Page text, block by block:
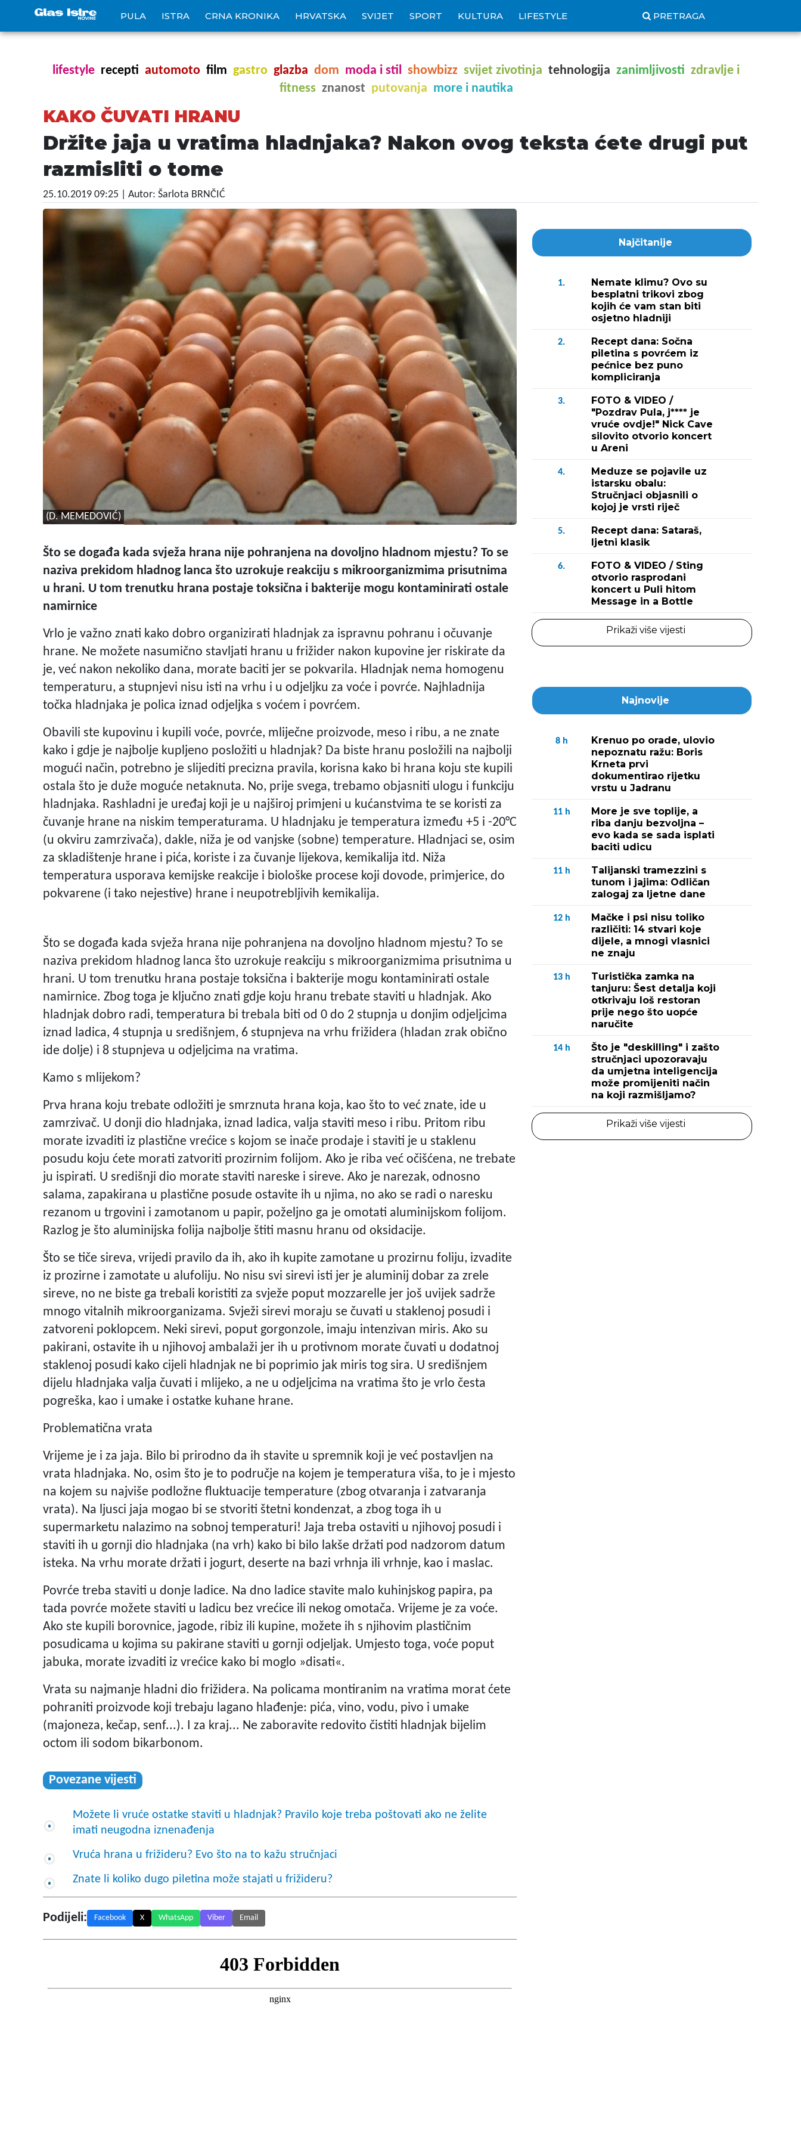
PULA ISTRA CRNA KRONIKA HRVATSKA SVIJET SPORT KULTURA LIFESTYLE PRETRAGA
lifestyle recepti automoto film gastro glazba dom moda i stil showbizz svijet zivotinja tehnologija zanimljivosti zdravlje i
fitness znanost putovanja more i nautika
KAKO ČUVATI HRANU
Držite jaja u vratima hladnjaka? Nakon ovog teksta ćete drugi put
razmisliti o tome
25.10.2019 09:25 | Autor: Šarlota BRNČIĆ
(D. MEMEDOVIĆ)
Što se događa kada svježa hrana nije pohranjena na dovoljno hladnom mjestu? To se
naziva prekidom hladnog lanca što uzrokuje reakciju s mikroorganizmima prisutnima
u hrani. U tom trenutku hrana postaje toksična i bakterije mogu kontaminirati ostale
namirnice
Vrlo je važno znati kako dobro organizirati hladnjak za ispravnu pohranu i očuvanje
hrane. Ne možete nasumično stavljati hranu u frižider nakon kupovine jer riskirate da
je, već nakon nekoliko dana, morate baciti jer se pokvarila. Hladnjak nema homogenu
temperaturu, a stupnjevi nisu isti na vrhu i u odjeljku za voće i povrće. Najhladnija
točka hladnjaka je polica iznad odjeljka s voćem i povrćem.
Obavili ste kupovinu i kupili voće, povrće, mliječne proizvode, meso i ribu, a ne znate
kako i gdje je najbolje kupljeno posložiti u hladnjak? Da biste hranu posložili na najbolji
mogući način, potrebno je slijediti precizna pravila, korisna kako bi hrana koju ste kupili
ostala što je duže moguće netaknuta. No, prije svega, trebamo objasniti ulogu i funkciju
hladnjaka. Rashladni je uređaj koji je u najširoj primjeni u kućanstvima te se koristi za
čuvanje hrane na niskim temperaturama. U hladnjaku je temperatura između +5 i -20°C
(u okviru zamrzivača), dakle, niža je od vanjske (sobne) temperature. Hladnjaci se, osim
za skladištenje hrane i pića, koriste i za čuvanje lijekova, kemikalija itd. Niža
temperatura usporava kemijske reakcije i biološke procese koji dovode, primjerice, do
pokvarene (i tako nejestive) hrane i neupotrebljivih kemikalija.
Što se događa kada svježa hrana nije pohranjena na dovoljno hladnom mjestu? To se
naziva prekidom hladnog lanca što uzrokuje reakciju s mikroorganizmima prisutnima u
hrani. U tom trenutku hrana postaje toksična i bakterije mogu kontaminirati ostale
namirnice. Zbog toga je ključno znati gdje koju hranu trebate staviti u hladnjak. Ako
hladnjak dobro radi, temperatura bi trebala biti od 0 do 2 stupnja u donjim odjeljcima
iznad ladica, 4 stupnja u središnjem, 6 stupnjeva na vrhu frižidera (hladan zrak obično
ide dolje) i 8 stupnjeva u odjeljcima na vratima.
Kamo s mlijekom?
Prva hrana koju trebate odložiti je smrznuta hrana koja, kao što to već znate, ide u
zamrzivač. U donji dio hladnjaka, iznad ladica, valja staviti meso i ribu. Pritom ribu
morate izvaditi iz plastične vrećice s kojom se inače prodaje i staviti je u staklenu
posudu koju ćete morati zatvoriti prozirnim folijom. Ako je riba već očišćena, ne trebate
ju ispirati. U središnji dio morate staviti nareske i sireve. Ako je narezak, odnosno
salama, zapakirana u plastične posude ostavite ih u njima, no ako se radi o naresku
rezanom u trgovini i zamotanom u papir, poželjno ga je omotati aluminijskom folijom.
Razlog je što aluminijska folija najbolje štiti masnu hranu od oksidacije.
Što se tiče sireva, vrijedi pravilo da ih, ako ih kupite zamotane u prozirnu foliju, izvadite
iz prozirne i zamotate u alufoliju. No nisu svi sirevi isti jer je aluminij dobar za zrele
sireve, no ne biste ga trebali koristiti za svježe poput mozzarelle jer još uvijek sadrže
mnogo vitalnih mikroorganizama. Svježi sirevi moraju se čuvati u staklenoj posudi i
zatvoreni poklopcem. Neki sirevi, poput gorgonzole, imaju intenzivan miris. Ako su
pakirani, ostavite ih u njihovoj ambalaži jer ih u protivnom morate čuvati u dodatnoj
staklenoj posudi kako cijeli hladnjak ne bi poprimio jak miris tog sira. U središnjem
dijelu hladnjaka valja čuvati i mlijeko, a ne u odjeljcima na vratima što je vrlo česta
pogreška, kao i umake i ostatke kuhane hrane.
Problematična vrata
Vrijeme je i za jaja. Bilo bi prirodno da ih stavite u spremnik koji je već postavljen na
vrata hladnjaka. No, osim što je to područje na kojem je temperatura viša, to je i mjesto
na kojem su najviše podložne fluktuacije temperature (zbog otvaranja i zatvaranja
vrata). Na ljusci jaja mogao bi se stvoriti štetni kondenzat, a zbog toga ih u
supermarketu nalazimo na sobnoj temperaturi! Jaja treba ostaviti u njihovoj posudi i
staviti ih u gornji dio hladnjaka (na vrh) kako bi bilo lakše držati pod nadzorom datum
isteka. Na vrhu morate držati i jogurt, deserte na bazi vrhnja ili vrhnje, kao i maslac.
Povrće treba staviti u donje ladice. Na dno ladice stavite malo kuhinjskog papira, pa
tada povrće možete staviti u ladicu bez vrećice ili nekog omotača. Vrijeme je za voće.
Ako ste kupili borovnice, jagode, ribiz ili kupine, možete ih s njihovim plastičnim
posudicama u kojima su pakirane staviti u gornji odjeljak. Umjesto toga, voće poput
jabuka, morate izvaditi iz vrećice kako bi moglo »disati«.
Vrata su najmanje hladni dio frižidera. Na policama montiranim na vratima morat ćete
pohraniti proizvode koji trebaju lagano hlađenje: pića, vino, vodu, pivo i umake
(majoneza, kečap, senf...). I za kraj... Ne zaboravite redovito čistiti hladnjak bijelim
octom ili sodom bikarbonom.
Povezane vijesti
Možete li vruće ostatke staviti u hladnjak? Pravilo koje treba poštovati ako ne želite
imati neugodna iznenađenja
Vruća hrana u frižideru? Evo što na to kažu stručnjaci
Znate li koliko dugo piletina može stajati u frižideru?
Podijeli: Facebook X WhatsApp Viber Email
Najčitanije
1.
Nemate klimu? Ovo su
besplatni trikovi zbog
kojih će vam stan biti
osjetno hladniji
2.
Recept dana: Sočna
piletina s povrćem iz
pećnice bez puno
kompliciranja
3.
FOTO & VIDEO /
"Pozdrav Pula, j**** je
vruće ovdje!" Nick Cave
silovito otvorio koncert
u Areni
4.
Meduze se pojavile uz
istarsku obalu:
Stručnjaci objasnili o
kojoj je vrsti riječ
5.
Recept dana: Sataraš,
ljetni klasik
6.
FOTO & VIDEO / Sting
otvorio rasprodani
koncert u Puli hitom
Message in a Bottle
Prikaži više vijesti
Najnovije
8 h
Krenuo po orade, ulovio
nepoznatu ražu: Boris
Krneta prvi
dokumentirao rijetku
vrstu u Jadranu
11 h
More je sve toplije, a
riba danju bezvoljna –
evo kada se sada isplati
baciti udicu
11 h
Talijanski tramezzini s
tunom i jajima: Odličan
zalogaj za ljetne dane
12 h
Mačke i psi nisu toliko
različiti: 14 stvari koje
dijele, a mnogi vlasnici
ne znaju
13 h
Turistička zamka na
tanjuru: Šest detalja koji
otkrivaju loš restoran
prije nego što uopće
naručite
14 h
Što je "deskilling" i zašto
stručnjaci upozoravaju
da umjetna inteligencija
može promijeniti način
na koji razmišljamo?
Prikaži više vijesti